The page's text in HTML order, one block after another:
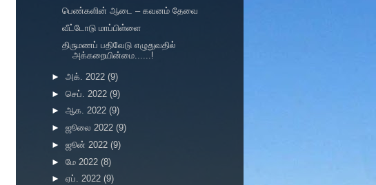
பெண்களின் ஆடை – கவனம் தேவை
வீட்டோடு மாப்பிள்ளை
திருமணப் பதிவேடு எழுதுவதில்
அக்கறையின்மை......!
► அக். 2022 (9)
► செப். 2022 (9)
► ஆக. 2022 (9)
► ஜூலை 2022 (9)
► ஜூன் 2022 (9)
► மே 2022 (8)
► ஏப். 2022 (9)